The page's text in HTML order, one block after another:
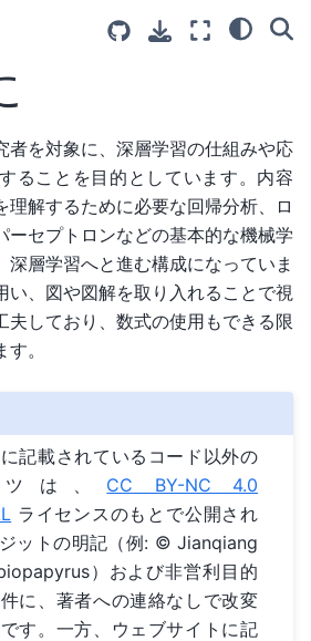
者を対象に、深層学習の仕組みや応
ることを目的としています。内容
理解するために必要な回帰分析、ロ
ーセプトロンなどの基本的な機械学
深層学習へと進む構成になっていま
い、図や図解を取り入れることで視
夫しており、数式の使用もできる限
。
記載されているコード以外の
は、 CC BY-NC 4.0
ライセンスのもとで公開され
ットの明記（例: © Jianqiang
）および非営利目的
に、著者への連絡なしで改変
す。一方、ウェブサイトに記